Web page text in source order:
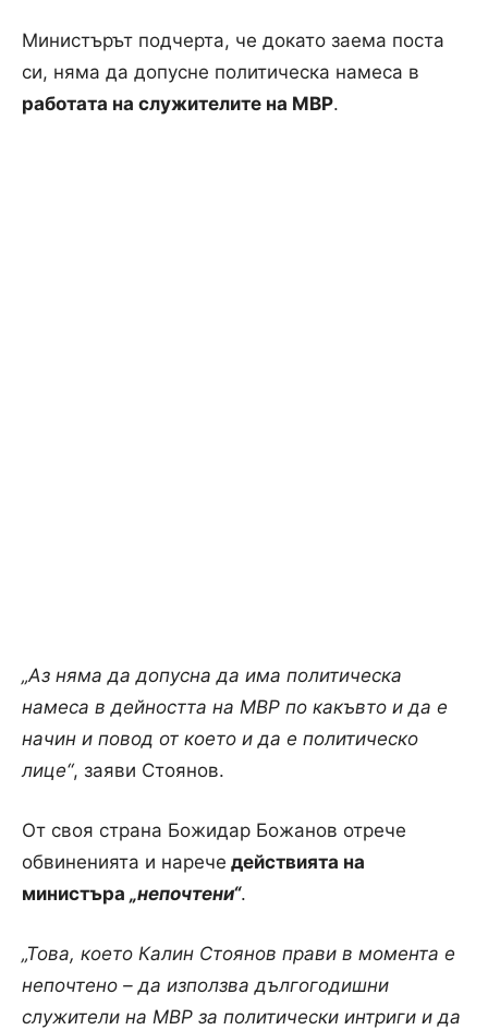
Министърът подчерта, че докато заема поста
си, няма да допусне политическа намеса в
работата на служителите на МВР.
„Аз няма да допусна да има политическа
намеса в дейността на МВР по какъвто и да е
начин и повод от което и да е политическо
лице“, заяви Стоянов.
От своя страна Божидар Божанов отрече
обвиненията и нарече действията на
министъра „непочтени“.
„Това, което Калин Стоянов прави в момента е
непочтено – да използва дългогодишни
служители на МВР за политически интриги и да